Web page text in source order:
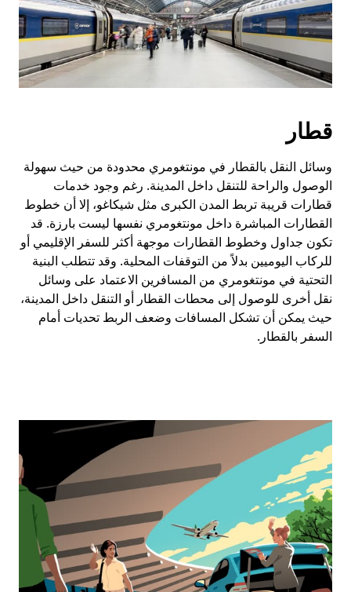
قطار
وسائل النقل بالقطار في مونتغومري محدودة من حيث سهولة
الوصول والراحة للتنقل داخل المدينة. رغم وجود خدمات
قطارات قريبة تربط المدن الكبرى مثل شيكاغو، إلا أن خطوط
القطارات المباشرة داخل مونتغومري نفسها ليست بارزة. قد
تكون جداول وخطوط القطارات موجهة أكثر للسفر الإقليمي أو
للركاب اليوميين بدلاً من التوقفات المحلية. وقد تتطلب البنية
التحتية في مونتغومري من المسافرين الاعتماد على وسائل
نقل أخرى للوصول إلى محطات القطار أو التنقل داخل المدينة،
حيث يمكن أن تشكل المسافات وضعف الربط تحديات أمام
السفر بالقطار.